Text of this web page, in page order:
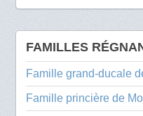
FAMILLES
Famille grand-ducale
Famille princière de